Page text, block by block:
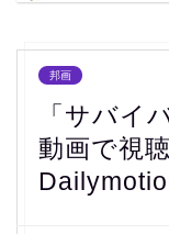
邦画
「サバイ
動画で視